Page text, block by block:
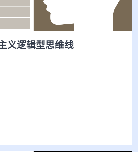
义逻辑型思维线